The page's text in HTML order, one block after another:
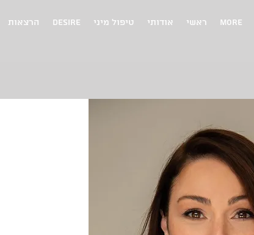
הרצאות Desire טיפול מיני אודותי ראשי More